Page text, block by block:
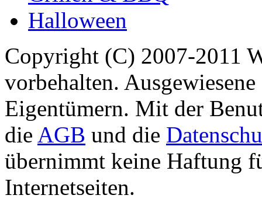
Halloween
Copyright (C) 2007-2011
vorbehalten.
Eigentümern. Mit der
die AGB und die
übernimmt keine Haftung
Internetseiten.